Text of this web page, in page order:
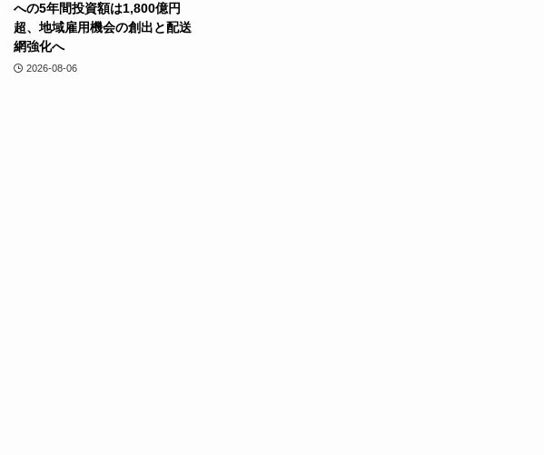
への5年間投資額は1,800億円
超、地域雇用機会の創出と配送
網強化へ
2026-08-06